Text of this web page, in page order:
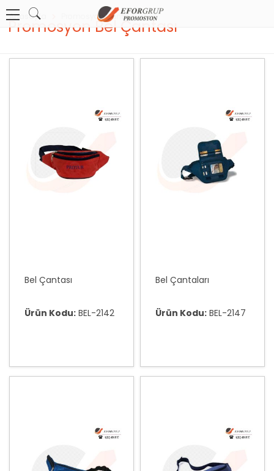
Anasayfa Promosyon Çanta
Promosyon Bel Çantası
Bel Çantası
Ürün Kodu: BEL-2142
Bel Çantaları
Ürün Kodu: BEL-2147